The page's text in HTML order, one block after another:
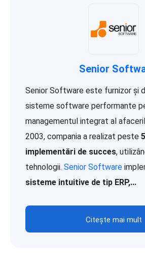
Senior
Senior Software este furnizor și
sisteme software performante
managementul integrat al
2003, compania a realizat peste
implementări de succes,
tehnologii. Senior Software
sisteme intuitive de tip ERP,...
Citește mai mult